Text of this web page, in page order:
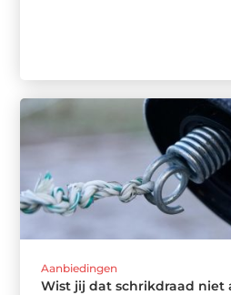
Aanbiedingen
Wist jij dat schrikdraad niet